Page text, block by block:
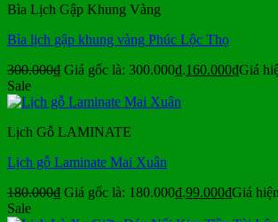
Bìa Lịch Gập Khung Vàng
Bìa lịch gập khung vàng Phúc Lộc Thọ
300.000₫ Giá gốc là: 300.000₫.160.000₫Giá
Sale
Lịch Gỗ LAMINATE
Lịch gỗ Laminate Mai Xuân
180.000₫ Giá gốc là: 180.000₫.99.000₫Giá
Sale